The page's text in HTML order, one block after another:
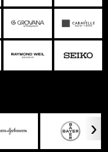
›